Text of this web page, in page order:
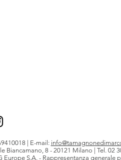
| E-mail:
Biancamano, 8 - 20121 Milano | Tel.02
S.A. - Rappresentanza generale